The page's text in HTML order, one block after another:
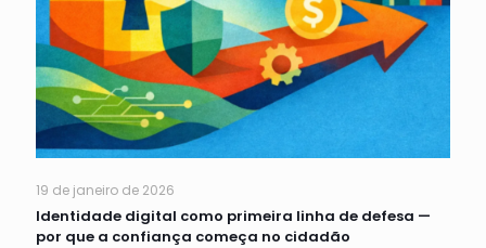
19 de janeiro de 2026
Identidade digital como primeira linha de defesa —
por que a confiança começa no cidadão